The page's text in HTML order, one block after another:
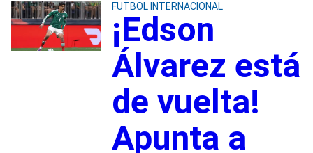
FUTBOL INTERNACIONAL
¡Edson
Álvarez está
de vuelta!
Apunta a